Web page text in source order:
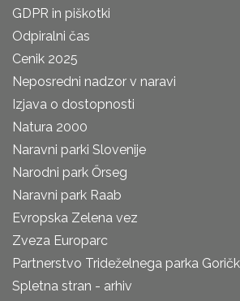
GDPR in piškotki
Odpiralni čas
Cenik 2025
Neposredni nadzor v naravi
Izjava o dostopnosti
Natura 2000
Naravni parki Slovenije
Narodni park Őrseg
Naravni park Raab
Evropska Zelena vez
Zveza Europarc
Partnerstvo Trideželnega parka
Spletna stran - arhiv